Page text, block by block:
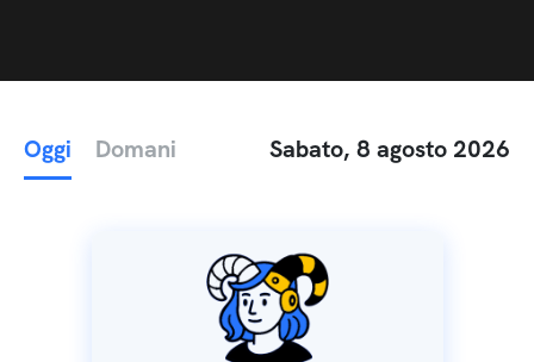
Oggi Domani Sabato, 8 agosto 2026